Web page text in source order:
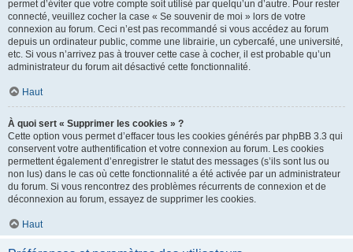
permet d’éviter que votre compte soit utilisé par quelqu’un d’autre. Pour rester
connecté, veuillez cocher la case « Se souvenir de moi » lors de votre
connexion au forum. Ceci n’est pas recommandé si vous accédez au forum
depuis un ordinateur public, comme une librairie, un cybercafé, une université,
etc. Si vous n’arrivez pas à trouver cette case à cocher, il est probable qu’un
administrateur du forum ait désactivé cette fonctionnalité.
Haut
À quoi sert « Supprimer les cookies » ?
Cette option vous permet d’effacer tous les cookies générés par phpBB 3.3 qui
conservent votre authentification et votre connexion au forum. Les cookies
permettent également d’enregistrer le statut des messages (s’ils sont lus ou
non lus) dans le cas où cette fonctionnalité a été activée par un administrateur
du forum. Si vous rencontrez des problèmes récurrents de connexion et de
déconnexion au forum, essayez de supprimer les cookies.
Haut